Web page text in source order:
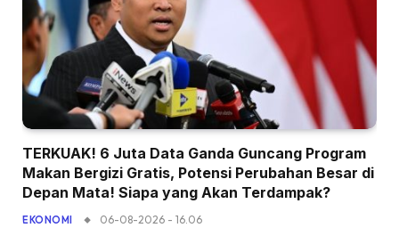
TERKUAK! 6 Juta Data Ganda Guncang Program
Makan Bergizi Gratis, Potensi Perubahan Besar di
Depan Mata! Siapa yang Akan Terdampak?
EKONOMI 06-08-2026 - 16.06